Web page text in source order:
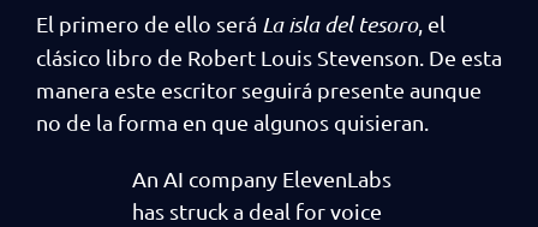
El primero de ello será La isla del tesoro, el
clásico libro de Robert Louis Stevenson. De esta
manera este escritor seguirá presente aunque
no de la forma en que algunos quisieran.
An AI company ElevenLabs
has struck a deal for voice